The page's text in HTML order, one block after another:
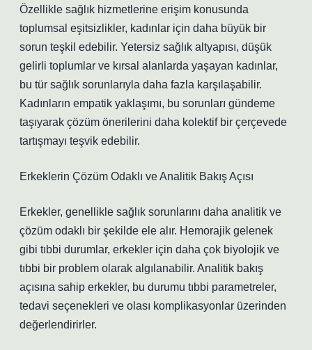
Özellikle sağlık hizmetlerine erişim konusunda
toplumsal eşitsizlikler, kadınlar için daha büyük bir
sorun teşkil edebilir. Yetersiz sağlık altyapısı, düşük
gelirli toplumlar ve kırsal alanlarda yaşayan kadınlar,
bu tür sağlık sorunlarıyla daha fazla karşılaşabilir.
Kadınların empatik yaklaşımı, bu sorunları gündeme
taşıyarak çözüm önerilerini daha kolektif bir çerçevede
tartışmayı teşvik edebilir.
Erkeklerin Çözüm Odaklı ve Analitik Bakış Açısı
Erkekler, genellikle sağlık sorunlarını daha analitik ve
çözüm odaklı bir şekilde ele alır. Hemorajik gelenek
gibi tıbbi durumlar, erkekler için daha çok biyolojik ve
tıbbi bir problem olarak algılanabilir. Analitik bakış
açısına sahip erkekler, bu durumu tıbbi parametreler,
tedavi seçenekleri ve olası komplikasyonlar üzerinden
değerlendirirler.